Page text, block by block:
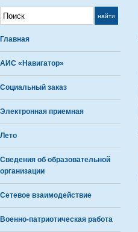
Главная
АИС «Навигатор»
Социальный заказ
Электронная приемная
Лето
Сведения об образовательной
организации
Сетевое взаимодействие
Военно-патриотическая работа